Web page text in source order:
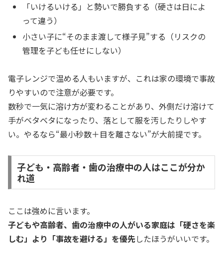
「いけるいける」と勢いで勝負する（硬さは日によ
って違う）
小さい子に“そのまま渡して様子見”する（リスクの
管理を子ども任せにしない）
電子レンジで温める人もいますが、これは家の環境で事故
りやすいので注意が必要です。
数秒で一気に溶け方が変わることがあり、外側だけ溶けて
手がベタベタになったり、落として服を汚したりしやす
い。やるなら“最小秒数＋目を離さない”が大前提です。
子ども・高齢者・歯の治療中の人はここが分か
れ道
ここは強めに言います。
子どもや高齢者、歯の治療中の人がいる家庭は「硬さを楽
しむ」より「事故を避ける」を優先したほうがいいです。